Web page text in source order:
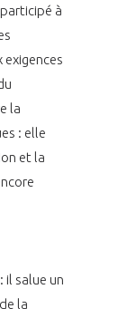
à
la
: elle
et la
il salue un
la